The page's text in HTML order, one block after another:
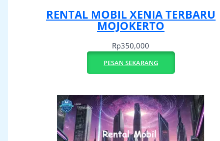
RENTAL MOBIL XENIA TERBARU
MOJOKERTO
Rp350,000
PESAN SEKARANG